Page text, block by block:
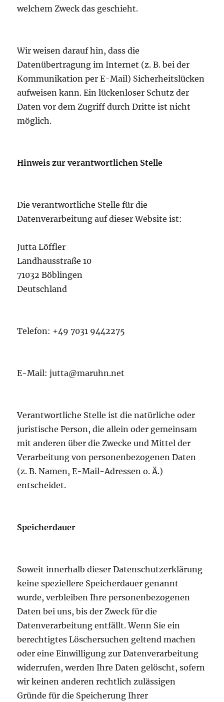
welchem Zweck das geschieht.
Wir weisen darauf hin, dass die
Datenübertragung im Internet (z. B. bei der
Kommunikation per E-Mail) Sicherheitslücken
aufweisen kann. Ein lückenloser Schutz der
Daten vor dem Zugriff durch Dritte ist nicht
möglich.
Hinweis zur verantwortlichen Stelle
Die verantwortliche Stelle für die
Datenverarbeitung auf dieser Website ist:
Jutta Löffler
Landhausstraße 10
71032 Böblingen
Deutschland
Telefon: +49 7031 9442275
E-Mail: jutta@maruhn.net
Verantwortliche Stelle ist die natürliche oder
juristische Person, die allein oder gemeinsam
mit anderen über die Zwecke und Mittel der
Verarbeitung von personenbezogenen Daten
(z. B. Namen, E-Mail-Adressen o. Ä.)
entscheidet.
Speicherdauer
Soweit innerhalb dieser Datenschutzerklärung
keine speziellere Speicherdauer genannt
wurde, verbleiben Ihre personenbezogenen
Daten bei uns, bis der Zweck für die
Datenverarbeitung entfällt. Wenn Sie ein
berechtigtes Löschersuchen geltend machen
oder eine Einwilligung zur Datenverarbeitung
widerrufen, werden Ihre Daten gelöscht, sofern
wir keinen anderen rechtlich zulässigen
Gründe für die Speicherung Ihrer